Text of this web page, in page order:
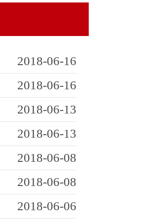
2018-06-16
2018-06-16
2018-06-13
2018-06-13
2018-06-08
2018-06-08
2018-06-06